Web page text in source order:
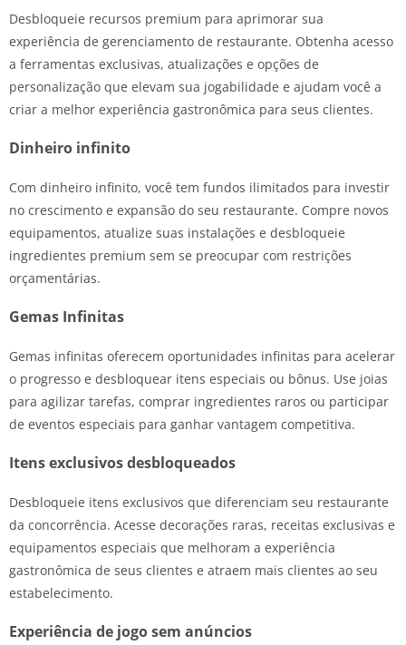
Desbloqueie recursos premium para aprimorar sua
experiência de gerenciamento de restaurante. Obtenha acesso
a ferramentas exclusivas, atualizações e opções de
personalização que elevam sua jogabilidade e ajudam você a
criar a melhor experiência gastronômica para seus clientes.
Dinheiro infinito
Com dinheiro infinito, você tem fundos ilimitados para investir
no crescimento e expansão do seu restaurante. Compre novos
equipamentos, atualize suas instalações e desbloqueie
ingredientes premium sem se preocupar com restrições
orçamentárias.
Gemas Infinitas
Gemas infinitas oferecem oportunidades infinitas para acelerar
o progresso e desbloquear itens especiais ou bônus. Use joias
para agilizar tarefas, comprar ingredientes raros ou participar
de eventos especiais para ganhar vantagem competitiva.
Itens exclusivos desbloqueados
Desbloqueie itens exclusivos que diferenciam seu restaurante
da concorrência. Acesse decorações raras, receitas exclusivas e
equipamentos especiais que melhoram a experiência
gastronômica de seus clientes e atraem mais clientes ao seu
estabelecimento.
Experiência de jogo sem anúncios